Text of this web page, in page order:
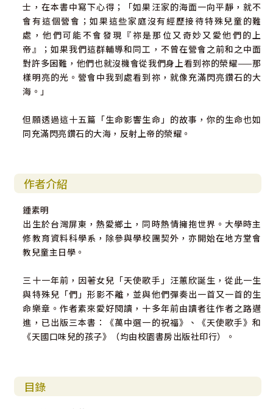
士，在本書中寫下心得；「如果汪家的海面一向平靜，就不
會有這個營會；如果這些家庭沒有經歷接待特殊兒童的難
處，他們可能不會發現『祢是那位又奇妙又愛他們的上
帝』；如果我們這群輔導和同工，不曾在營會之前和之中面
對許多困難，他們也就沒機會從我們身上看到祢的榮耀——那
樣明亮的光。營會中我到處看到祢，就像充滿閃亮鑽石的大
海。」
但願透過這十五篇「生命影響生命」的故事，你的生命也如
同充滿閃亮鑽石的大海，反射上帝的榮耀。
作者介紹
鍾素明
出生於台灣屏東，熱愛鄉土，同時熱情擁抱世界。大學時主
修教育資料科學系，除參與學校團契外，亦開始在地方堂會
教兒童主日學。
三十一年前，因著女兒「天使歌手」汪蕙欣誕生，從此一生
與特殊兒「們」形影不離，並與他們彈奏出一首又一首的生
命樂章。作者素來愛好閱讀，十多年前由讀者往作者之路邁
進，已出版三本書：《萬中選一的祝福》、《天使歌手》和
《天國口味兒的孩子》（均由校園書房出版社印行）。
目錄